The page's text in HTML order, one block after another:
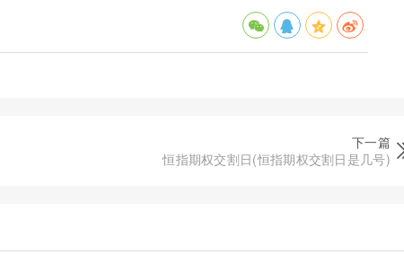
下一篇
恒指期权交割日(恒指期权交割日是几号)